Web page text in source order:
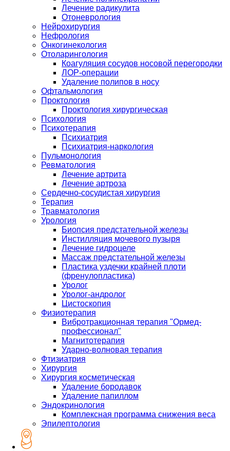
Лечение радикулита
Отоневрология
Нейрохирургия
Нефрология
Онкогинекология
Отоларингология
Коагуляция сосудов носовой перегородки
ЛОР-операции
Удаление полипов в носу
Офтальмология
Проктология
Проктология хирургическая
Психология
Психотерапия
Психиатрия
Психиатрия-наркология
Пульмонология
Ревматология
Лечение артрита
Лечение артроза
Сердечно-сосудистая хирургия
Терапия
Травматология
Урология
Биопсия предстательной железы
Инстилляция мочевого пузыря
Лечение гидроцеле
Массаж предстательной железы
Пластика уздечки крайней плоти
(френулопластика)
Уролог
Уролог-андролог
Цистоскопия
Физиотерапия
Вибротракционная терапия "Ормед-
профессионал"
Магнитотерапия
Ударно-волновая терапия
Фтизиатрия
Хирургия
Хирургия косметическая
Удаление бородавок
Удаление папиллом
Эндокринология
Комплексная программа снижения веса
Эпилептология